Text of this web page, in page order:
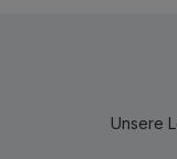
Unsere